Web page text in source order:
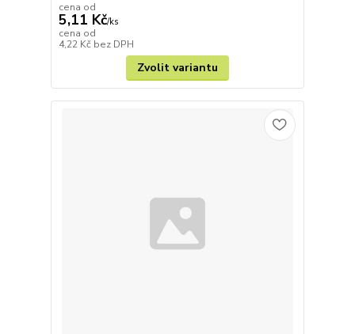
cena od
5,11 Kč/ks
cena od
4,22 Kč bez DPH
Zvolit variantu